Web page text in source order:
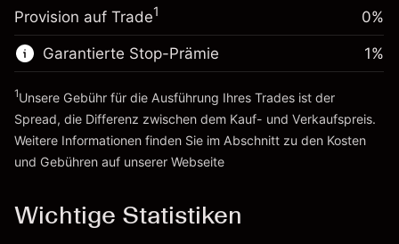
Zur Plattform
Positionsgröße mit Hebelwirkung
~$5,000.00
Geld aus Hebelwirkung ~
Zur Plattform
Provision auf Trade1 0%
Garantierte Stop-Prämie 1%
1Unsere Gebühr für die Ausführung Ihres Trades ist der
Spread, die Differenz zwischen dem Kauf- und Verkaufspreis.
Weitere Informationen finden Sie im Abschnitt zu den Kosten
und Gebühren auf unserer Webseite
Wichtige Statistiken